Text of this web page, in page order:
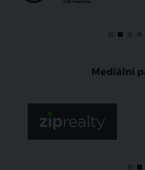
Mediální